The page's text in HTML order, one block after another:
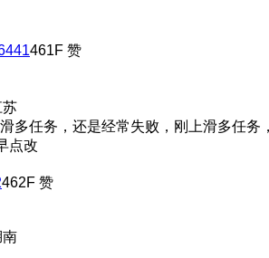
461F 赞
苏
多任务，还是经常失败，刚上滑多任务
点改
462F 赞
南